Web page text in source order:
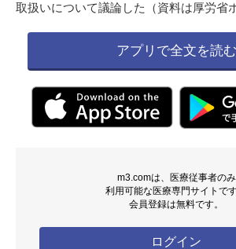
取扱いについて議論した（資料は厚労省
アプリで全文を読む
m3.comは、医療従事者のみ
利用可能な医療専門サイトです
会員登録は無料です。
ログイン